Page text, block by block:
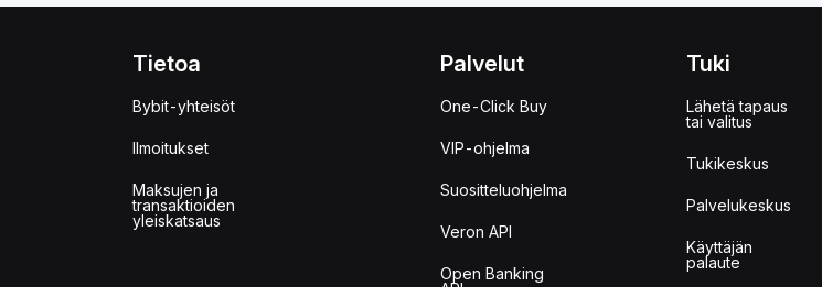
Tietoa
Bybit-yhteisöt
Ilmoitukset
Maksujen ja
transaktioiden
yleiskatsaus
Palvelut
One-Click Buy
VIP-ohjelma
Suositteluohjelma
Veron API
Open Banking
Tuki
Lähetä tapaus
tai valitus
Tukikeskus
Palvelukeskus
Käyttäjän
palaute